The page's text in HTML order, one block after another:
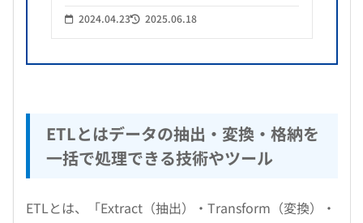
2024.04.23 2025.06.18
ETLとはデータの抽出・変換・格納を
一括で処理できる技術やツール
ETLとは、「Extract（抽出）・Transform（変換）・